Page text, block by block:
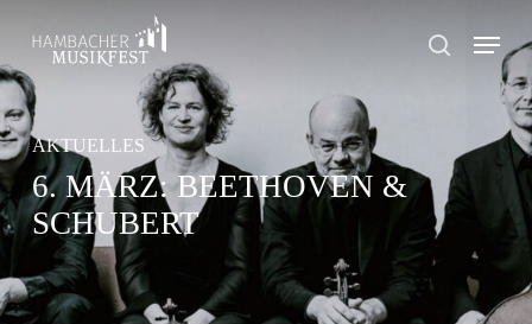
main
content
search
Menu
AKTUELLES
6. MÄRZ: BEETHOVEN &
SCHUBERT